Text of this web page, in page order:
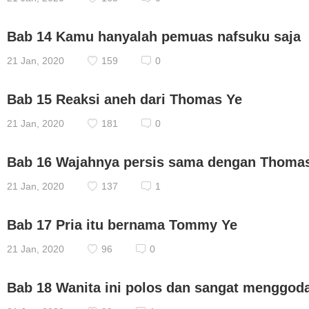
Bab 14 Kamu hanyalah pemuas nafsuku saja
21 Jan, 2020 159 0
Bab 15 Reaksi aneh dari Thomas Ye
21 Jan, 2020 181 0
Bab 16 Wajahnya persis sama dengan
21 Jan, 2020 137 1
Bab 17 Pria itu bernama Tommy Ye
21 Jan, 2020 96 0
Bab 18 Wanita ini polos dan sangat